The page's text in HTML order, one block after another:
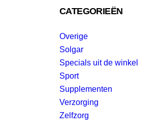
CATEGORIEËN
Overige
Solgar
Specials uit de winkel
Sport
Supplementen
Verzorging
Zelfzorg